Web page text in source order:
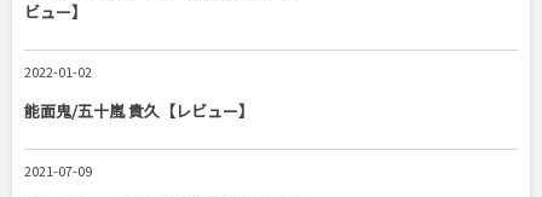
ビュー】
2022-01-02
能面鬼/五十嵐 貴久【レビュー】
2021-07-09